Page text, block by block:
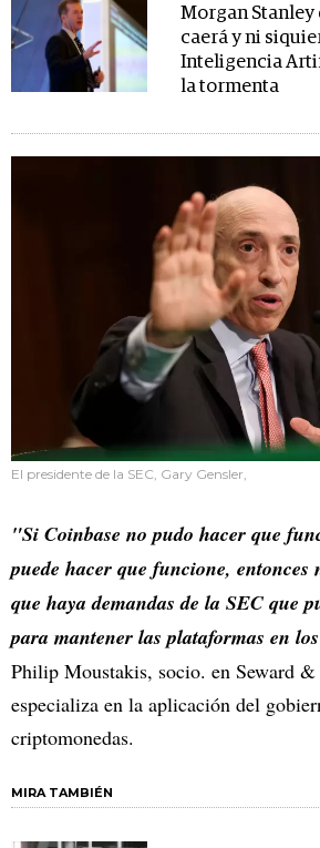
Morgan Stanley
caerá y ni
Inteligencia
la tormenta
El presidente de la SEC, Gary Gensler,
"Si Coinbase no pudo hacer que
puede hacer que funcione, entonces
que haya demandas de la SEC que
para mantener las plataformas en
Philip Moustakis, socio. en Seward
especializa en la aplicación del
criptomonedas.
MIRA TAMBIÉN